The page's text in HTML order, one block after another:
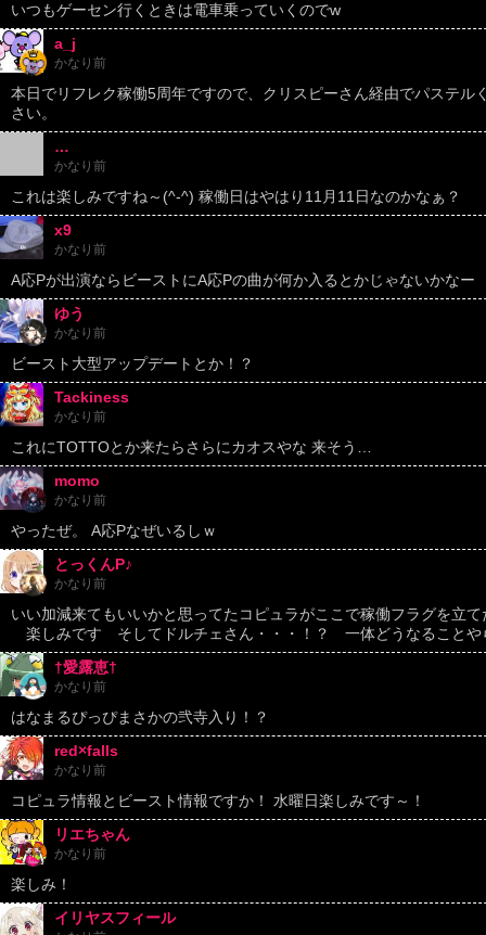
いつもゲーセン行くときは電車乗っていくのでw
a_j
かなり前
本日でリフレク稼働5周年ですので、クリスピーさん経由でパステ
さい。
…
かなり前
これは楽しみですね～(^-^) 稼働日はやはり11月11日なのかなぁ？
x9
かなり前
A応Pが出演ならビーストにA応Pの曲が何か入るとかじゃないかなー
ゆう
かなり前
ビースト大型アップデートとか！？
Tackiness
かなり前
これにTOTTOとか来たらさらにカオスやな 来そう…
momo
かなり前
やったぜ。 A応Pなぜいるしｗ
とっくんP♪
かなり前
いい加減来てもいいかと思ってたコピュラがここで稼働フラグを立
楽しみです そしてドルチェさん・・・！？ 一体どうなることや
†愛露恵†
かなり前
はなまるぴっぴまさかの弐寺入り！？
red×falls
かなり前
コピュラ情報とビースト情報ですか！ 水曜日楽しみです～！
リエちゃん
かなり前
楽しみ！
イリヤスフィール